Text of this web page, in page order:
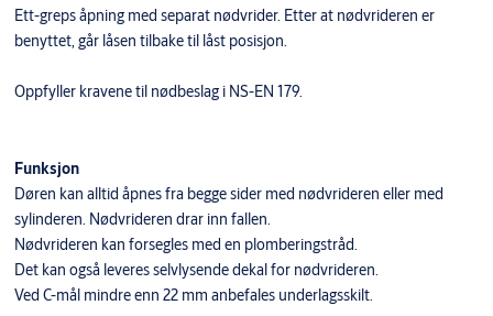
Ett-greps åpning med separat nødvrider. Etter at nødvrideren er
benyttet, går låsen tilbake til låst posisjon.
Oppfyller kravene til nødbeslag i NS-EN 179.
Funksjon
Døren kan alltid åpnes fra begge sider med nødvrideren eller med
sylinderen. Nødvrideren drar inn fallen.
Nødvrideren kan forsegles med en plomberingstråd.
Det kan også leveres selvlysende dekal for nødvrideren.
Ved C-mål mindre enn 22 mm anbefales underlagsskilt.